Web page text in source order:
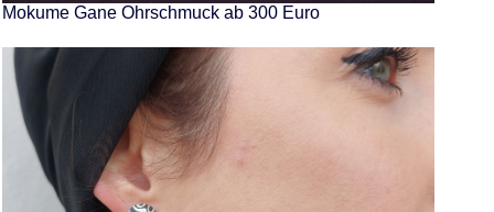
Mokume Gane Ohrschmuck ab 300 Euro